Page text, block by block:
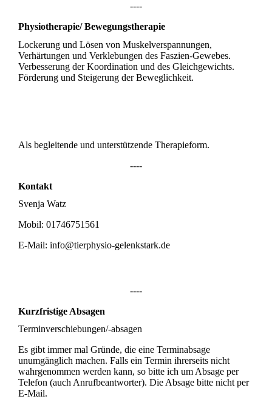
----
Physiotherapie/ Bewegungstherapie
Lockerung und Lösen von Muskelverspannungen,
Verhärtungen und Verklebungen des Faszien-Gewebes.
Verbesserung der Koordination und des Gleichgewichts.
Förderung und Steigerung der Beweglichkeit.
Als begleitende und unterstützende Therapieform.
----
Kontakt
Svenja Watz
Mobil: 01746751561
E-Mail: info@tierphysio-gelenkstark.de
----
Kurzfristige Absagen
Terminverschiebungen/-absagen
Es gibt immer mal Gründe, die eine Terminabsage
unumgänglich machen. Falls ein Termin ihrerseits nicht
wahrgenommen werden kann, so bitte ich um Absage per
Telefon (auch Anrufbeantworter). Die Absage bitte nicht per
E-Mail.